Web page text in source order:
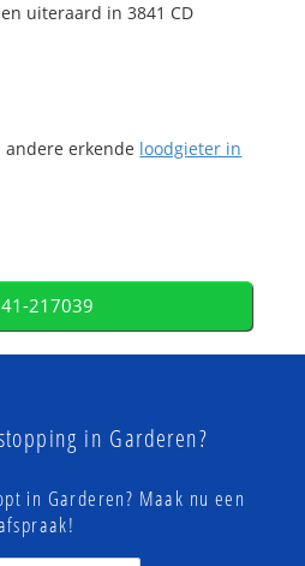
uiteraard in 3841 CD
erkende loodgieter in
217039
in Garderen?
in Garderen? Maak nu een